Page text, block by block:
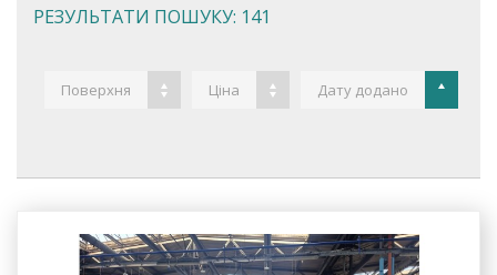
РЕЗУЛЬТАТИ ПОШУКУ: 141
Поверхня Ціна Дату додано